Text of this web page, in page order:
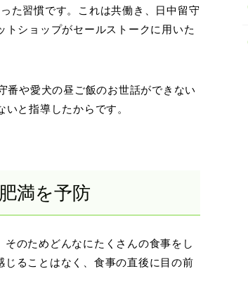
た習慣です。これは共働き、日中留守
ショップがセールストークに用いた
番や愛犬の昼ご飯のお世話ができない
と指導したからです。
満を予防
そのためどんなにたくさんの食事をし
ることはなく、食事の直後に目の前